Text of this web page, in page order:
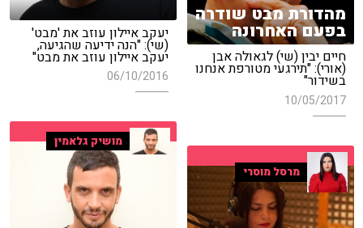
מהדורת מבט שודרה
בפעם האחרונה
חיים יבין (שי) לגאולה אבן
(אורי): "תירגעי מטורפת אנחנו
בשידור"
10/05/2017
יעקב איילון עוזב את 'מבט'
(שי): "הנה ידיעה שהגיעה,
יעקב איילון עוזב את מבט"
06/10/2016
מושיק גלאמין
מרסל מוסרי